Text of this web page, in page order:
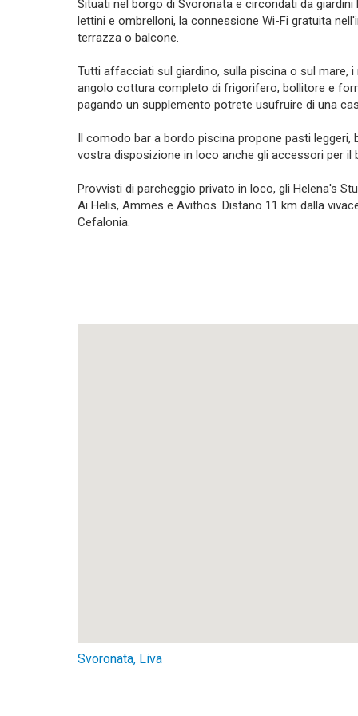
Situati nel borgo di Svoronata e circondati da
lettini e ombrelloni, la connessione Wi-Fi gratuita
terrazza o balcone.
Tutti affacciati sul giardino, sulla piscina o sul mare,
angolo cottura completo di frigorifero, bollitore e
pagando un supplemento potrete usufruire di una
Il comodo bar a bordo piscina propone pasti
vostra disposizione in loco anche gli accessori per il
Provvisti di parcheggio privato in loco, gli Helena's
Ai Helis, Ammes e Avithos. Distano 11 km dalla
Cefalonia.
Svoronata, Liva